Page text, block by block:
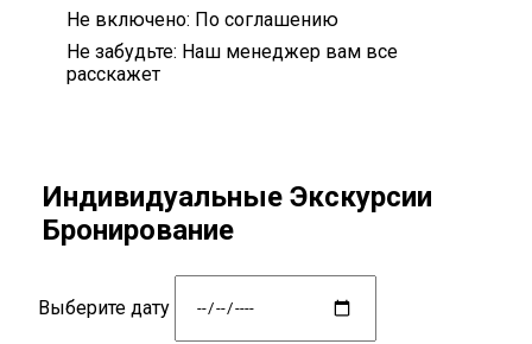
Не включено: По соглашению
Не забудьте: Наш менеджер вам все
расскажет
Индивидуальные Экскурсии
Бронирование
Выберите дату